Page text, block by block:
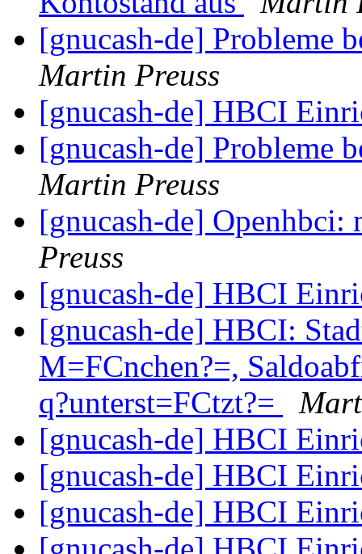
[gnucash-de] Probleme
Martin Preuss
[gnucash-de] HBCI
[gnucash-de] Probleme
Martin Preuss
[gnucash-de]
Preuss
[gnucash-de] HBCI
[gnucash-de] HBCI:
M=FCnchen?=,
q?unterst=FCtzt?=
[gnucash-de] HBCI
[gnucash-de] HBCI
[gnucash-de] HBCI